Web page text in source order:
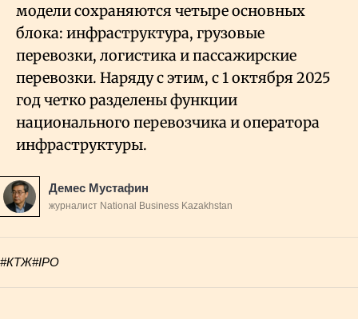
модели сохраняются четыре основных
блока: инфраструктура, грузовые
перевозки, логистика и пассажирские
перевозки. Наряду с этим, с 1 октября 2025
год четко разделены функции
национального перевозчика и оператора
инфраструктуры.
Демес Мустафин
журналист National Business Kazakhstan
#КТЖ#IPO